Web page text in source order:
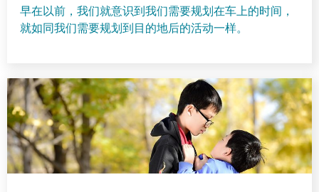
早在以前，我们就意识到我们需要规划在车上的时间，
就如同我们需要规划到目的地后的活动一样。